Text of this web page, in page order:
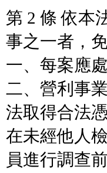
第 2 條 依本
事之一者，
一、每案應
二、營利事
法取得合法憑
在未經他人
員進行調查前